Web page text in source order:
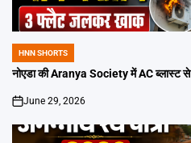
POSTED
IN
HNN SHORTS
नोएडा की Aranya Society में AC
on
June 29, 2026